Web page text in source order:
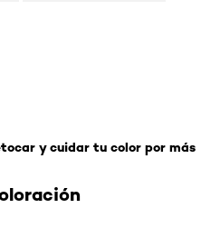
y cuidar tu color por más